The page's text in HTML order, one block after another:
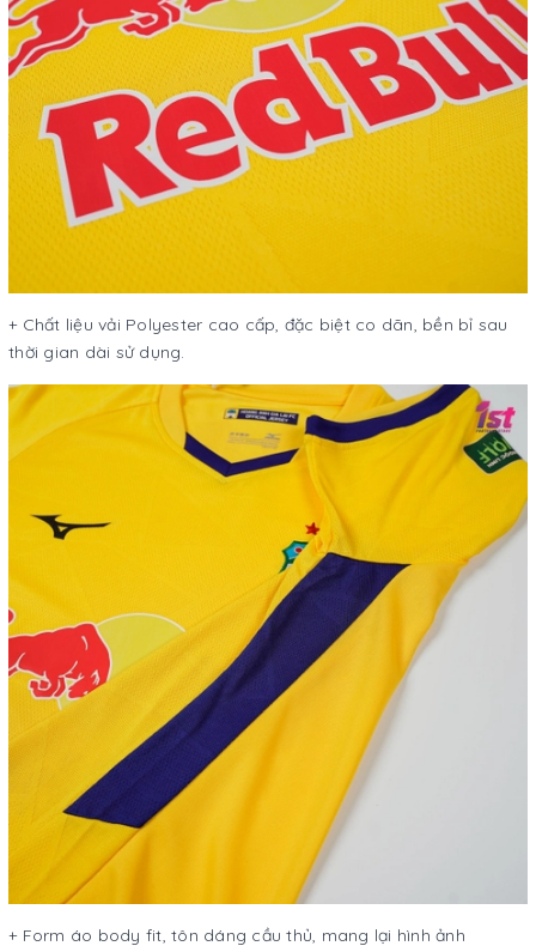
+ Chất liệu vải Polyester cao cấp, đặc biệt co dãn, bền bỉ sau
thời gian dài sử dụng.
+ Form áo body fit, tôn dáng cầu thủ, mang lại hình ảnh